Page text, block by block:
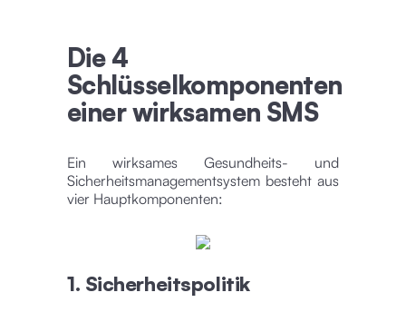
Die 4
Schlüsselkomponenten
einer wirksamen SMS
Ein wirksames Gesundheits- und
Sicherheitsmanagementsystem besteht aus
vier Hauptkomponenten:
1. Sicherheitspolitik